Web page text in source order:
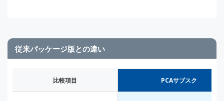
従来パッケージ版との違い
比較項目 PCAサブスク